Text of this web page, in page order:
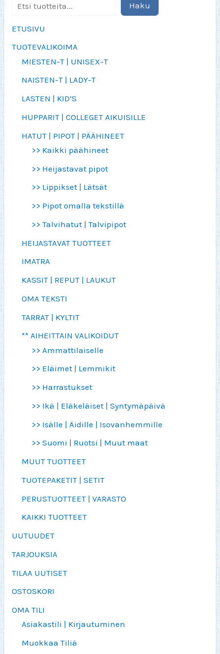
Haku
ETUSIVU
TUOTEVALIKOIMA
MIESTEN-T | UNISEX-T
NAISTEN-T | LADY-T
LASTEN | KID’S
HUPPARIT | COLLEGET AIKUISILLE
HATUT | PIPOT | PÄÄHINEET
>> Kaikki päähineet
>> Heijastavat pipot
>> Lippikset | Lätsät
>> Pipot omalla tekstillä
>> Talvihatut | Talvipipot
HEIJASTAVAT TUOTTEET
IMATRA
KASSIT | REPUT | LAUKUT
OMA TEKSTI
TARRAT | KYLTIT
** AIHEITTAIN VALIKOIDUT
>> Ammattilaiselle
>> Eläimet | Lemmikit
>> Harrastukset
>> Ikä | Eläkeläiset | Syntymäpäivä
>> Isälle | Äidille | Isovanhemmille
>> Suomi | Ruotsi | Muut maat
MUUT TUOTTEET
TUOTEPAKETIT | SETIT
PERUSTUOTTEET | VARASTO
KAIKKI TUOTTEET
UUTUUDET
TARJOUKSIA
TILAA UUTISET
OSTOSKORI
OMA TILI
Asiakastili | Kirjautuminen
Muokkaa Tiliä